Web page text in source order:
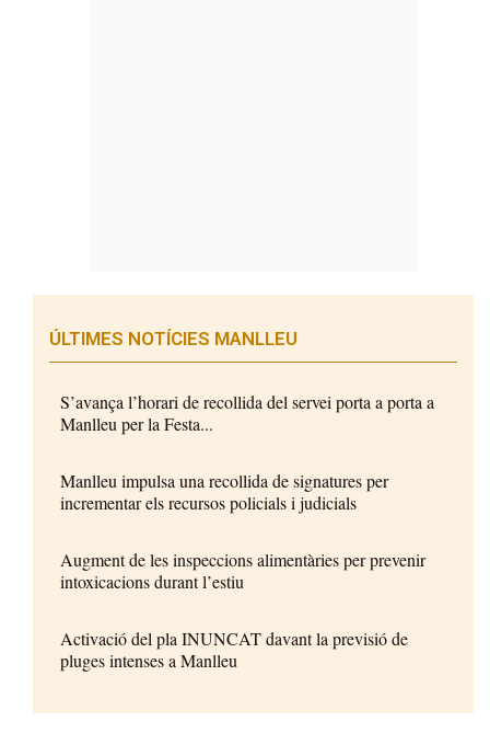
ÚLTIMES NOTÍCIES MANLLEU
S’avança l’horari de recollida del servei porta a porta a
Manlleu per la Festa...
Manlleu impulsa una recollida de signatures per
incrementar els recursos policials i judicials
Augment de les inspeccions alimentàries per prevenir
intoxicacions durant l’estiu
Activació del pla INUNCAT davant la previsió de
pluges intenses a Manlleu